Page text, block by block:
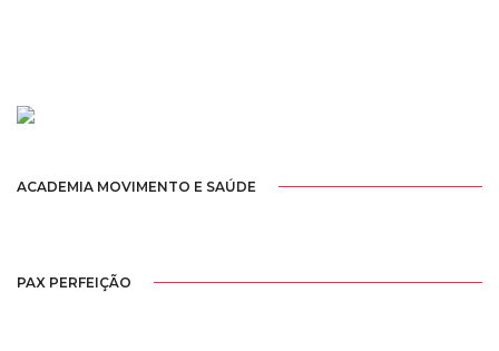
ACADEMIA MOVIMENTO E SAÚDE
PAX PERFEIÇÃO